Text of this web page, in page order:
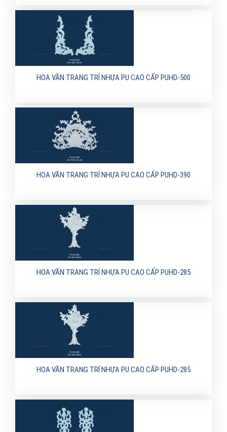
HOA VĂN TRANG TRÍ NHỰA PU CAO CẤP PUHD-500
HOA VĂN TRANG TRÍ NHỰA PU CAO CẤP PUHD-390
HOA VĂN TRANG TRÍ NHỰA PU CAO CẤP PUHD-285
HOA VĂN TRANG TRÍ NHỰA PU CAO CẤP PUHD-285